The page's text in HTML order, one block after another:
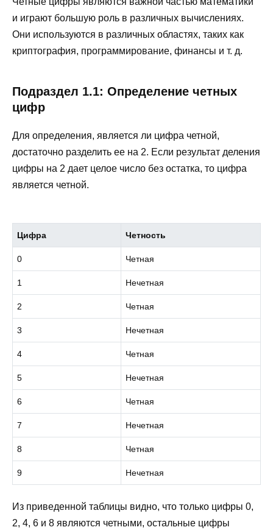
и играют большую роль в различных вычислениях.
Они используются в различных областях, таких как
криптография, программирование, финансы и т. д.
Подраздел 1.1: Определение четных
цифр
Для определения, является ли цифра четной,
достаточно разделить ее на 2. Если результат деления
цифры на 2 дает целое число без остатка, то цифра
является четной.
Цифра Четность
0 Четная
1 Нечетная
2 Четная
3 Нечетная
4 Четная
5 Нечетная
6 Четная
7 Нечетная
8 Четная
9 Нечетная
Из приведенной таблицы видно, что только цифры 0,
2, 4, 6 и 8 являются четными, остальные цифры